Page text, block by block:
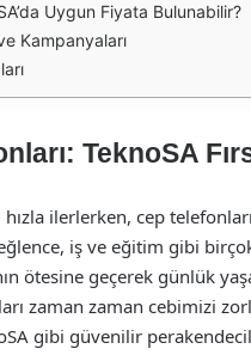
Uygun Fiyata Bulunabilir?
Kampanyaları
TeknoSA
ilerlerken, cep
iş ve eğitim gibi
ötesine geçerek günlük
zaman zaman cebimizi
gibi güvenilir